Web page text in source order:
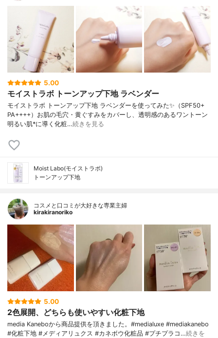
5.00
モイストラボ トーンアップ下地 ラベンダー
モイストラボ トーンアップ下地 ラベンダーを使ってみた✨（SPF50+
PA++++）お肌の毛穴・黄ぐすみをカバーし、透明感のあるワントーン
明るい肌*に導く化粧…続きを見る
Moist Labo(モイストラボ)
トーンアップ下地
コスメと口コミが大好きな専業主婦
kirakiranoriko
5.00
2色展開、どちらも使いやすい化粧下地
media Kaneboから商品提供を頂きました。#medialuxe #mediakanebo
#化粧下地 #メディアリュクス #カネボウ化粧品 #プチプラコ…続きを